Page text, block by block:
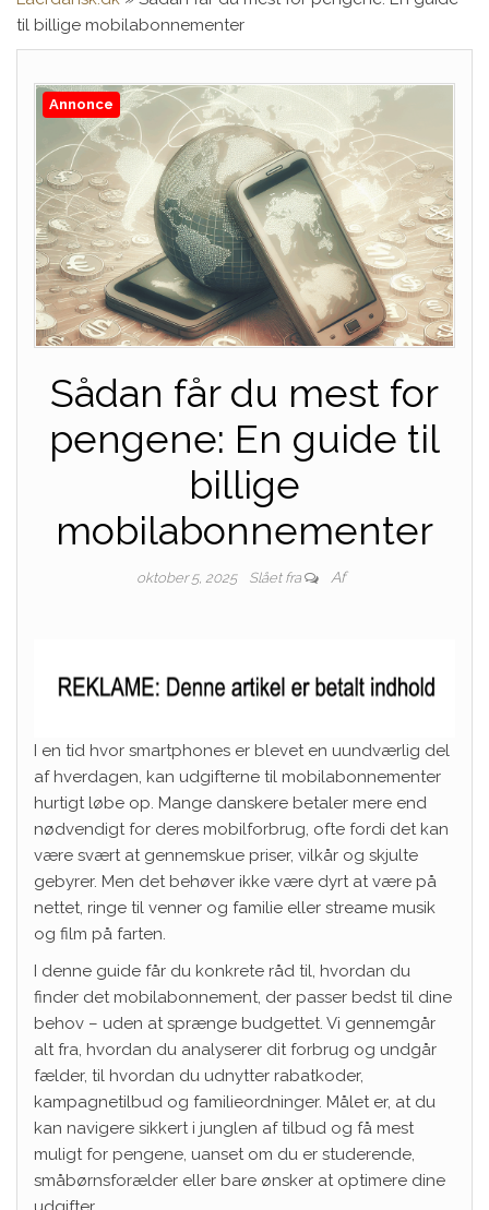
til billige mobilabonnementer
Annonce
Sådan får du mest for
pengene: En guide til
billige
mobilabonnementer
oktober 5, 2025 Slået fra Af
I en tid hvor smartphones er blevet en uundværlig del
af hverdagen, kan udgifterne til mobilabonnementer
hurtigt løbe op. Mange danskere betaler mere end
nødvendigt for deres mobilforbrug, ofte fordi det kan
være svært at gennemskue priser, vilkår og skjulte
gebyrer. Men det behøver ikke være dyrt at være på
nettet, ringe til venner og familie eller streame musik
og film på farten.
I denne guide får du konkrete råd til, hvordan du
finder det mobilabonnement, der passer bedst til dine
behov – uden at sprænge budgettet. Vi gennemgår
alt fra, hvordan du analyserer dit forbrug og undgår
fælder, til hvordan du udnytter rabatkoder,
kampagnetilbud og familieordninger. Målet er, at du
kan navigere sikkert i junglen af tilbud og få mest
muligt for pengene, uanset om du er studerende,
småbørnsforælder eller bare ønsker at optimere dine